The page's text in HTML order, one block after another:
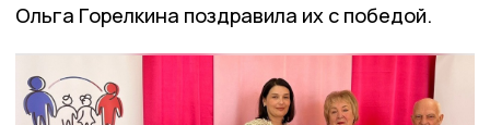
Ольга Горелкина поздравила их с победой.